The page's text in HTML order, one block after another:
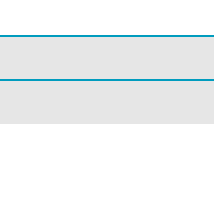
dieses Artikels